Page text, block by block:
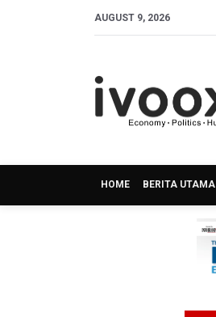
AUGUST 9, 2026
HOME BERITA UTAMA